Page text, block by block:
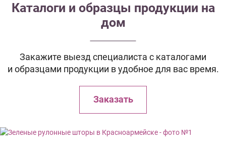
Каталоги и образцы продукции на
дом
Закажите выезд специалиста с каталогами
и образцами продукции в удобное для вас время.
Заказать